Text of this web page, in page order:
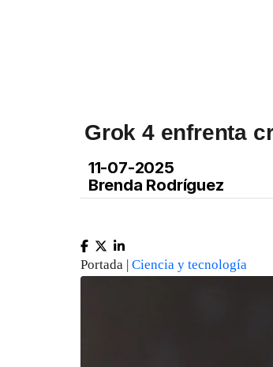
Grok 4 enfrenta
11-07-2025
Brenda Rodríguez
Portada | Ciencia y tecnología